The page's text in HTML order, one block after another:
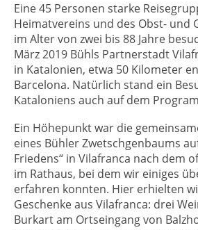
Eine 45 Personen starke
Heimatvereins und des Obst- und
im Alter von zwei bis 88 Jahre
März 2019 Bühls Partnerstadt
in Katalonien, etwa 50 Kilometer
Barcelona. Natürlich stand ein
Kataloniens auch auf dem
Ein Höhepunkt war die
eines Bühler Zwetschgenbaums
Friedens“ in Vilafranca nach dem
im Rathaus, bei dem wir einiges
erfahren konnten. Hier erhielten
Geschenke aus Vilafranca: drei
Burkart am Ortseingang von